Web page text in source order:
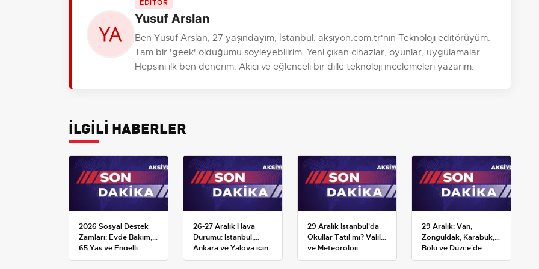
EDİTÖR
Yusuf Arslan
Ben Yusuf Arslan, 27 yaşındayım, İstanbul. aksiyon.com.tr'nin Teknoloji editörüyüm.
Tam bir 'geek' olduğumu söyleyebilirim. Yeni çıkan cihazlar, oyunlar, uygulamalar...
Hepsini ilk ben denerim. Akıcı ve eğlenceli bir dille teknoloji incelemeleri yazarım.
İLGİLİ HABERLER
2026 Sosyal Destek
Zamları: Evde Bakım,
65 Yaş ve Engelli
Maaşlarında Yeni
26-27 Aralık Hava
Durumu: İstanbul,
Ankara ve Yalova için
Kar Tahminleri
29 Aralık İstanbul'da
Okullar Tatil mi? Valilik
ve Meteoroloji
Açıklamaları
29 Aralık: Van,
Zonguldak, Karabük,
Bolu ve Düzce'de
okullar tatil —